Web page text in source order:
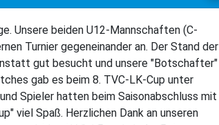
Unsere beiden U12-Mannschaften (C-
Turnier gegeneinander an. Der Stand der
gut besucht und unsere "Botschafter"
gab es beim 8. TVC-LK-Cup unter
Spieler hatten beim Saisonabschluss mit
viel Spaß. Herzlichen Dank an unseren